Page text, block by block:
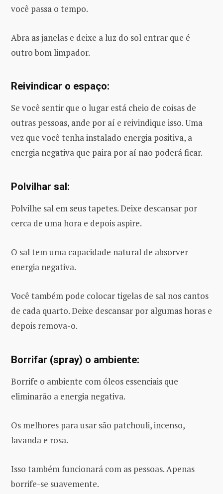
você passa o tempo.
Abra as janelas e deixe a luz do sol entrar que é
outro bom limpador.
Reivindicar o espaço:
Se você sentir que o lugar está cheio de coisas de
outras pessoas, ande por aí e reivindique isso. Uma
vez que você tenha instalado energia positiva, a
energia negativa que paira por aí não poderá ficar.
Polvilhar sal:
Polvilhe sal em seus tapetes. Deixe descansar por
cerca de uma hora e depois aspire.
O sal tem uma capacidade natural de absorver
energia negativa.
Você também pode colocar tigelas de sal nos cantos
de cada quarto. Deixe descansar por algumas horas e
depois remova-o.
Borrifar (spray) o ambiente:
Borrife o ambiente com óleos essenciais que
eliminarão a energia negativa.
Os melhores para usar são patchouli, incenso,
lavanda e rosa.
Isso também funcionará com as pessoas. Apenas
borrife-se suavemente.